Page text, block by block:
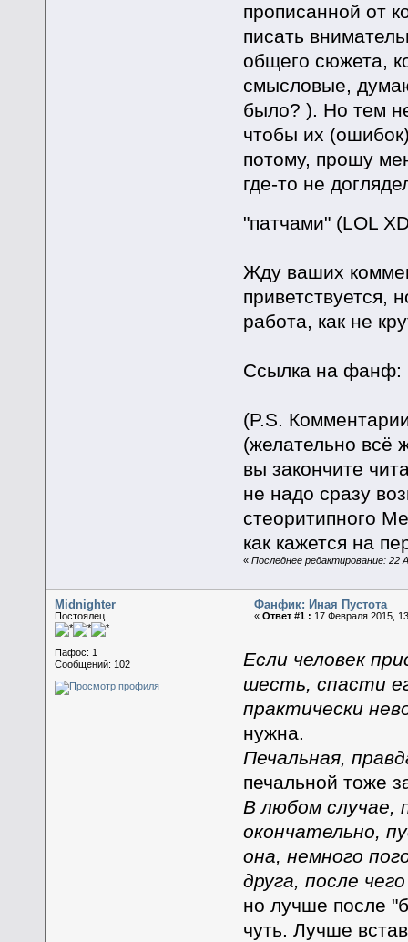
прописанной от
писать
общего сюжета,
смысловые,
было? ). Но тем
чтобы их
потому, прошу
где-то не
"патчами" (LOL
Жду ваших
приветствуется,
работа, как не
Ссылка на фанф:
(P.S.
(желательно всё
вы закончите
не надо сразу
стеоритипного
как кажется на
« Последнее редактирование: 22
Midnighter
Постоялец
Пафос: 1
Сообщений: 102
Фанфик: Иная Пустота
«Ответ #1 : 17 Февраля 2015,
Если человек
шесть, спасти
практически
нужна.
Печальная,
печальной тоже
В любом случае,
окончательно,
она, немного
друга, после
но лучше после
чуть. Лучше